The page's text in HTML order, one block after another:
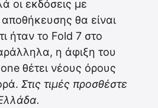
οι εκδόσεις με
θα είναι
ήταν το Fold 7 στο
η άφιξη του
θέτει νέους όρους
Στις τιμές προσθέστε